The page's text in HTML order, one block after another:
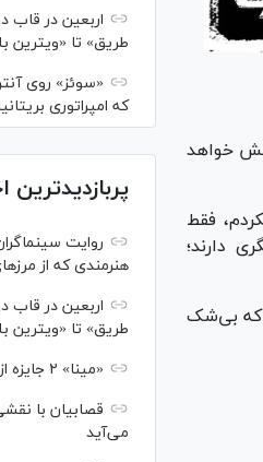
شبکه سه سیما پخش خواهد
فقط
دارند؛
که بی‌شک
اربعین در قاب
طریق» تا «ویترین
که امپراتوری
پربازدیدترین
روایت
هنرمندی که از
اربعین در قاب
طریق» تا «ویترین
«مینا» ۲ جایزه از راه ابریشم گرفت
قصابیان با
می‌آید